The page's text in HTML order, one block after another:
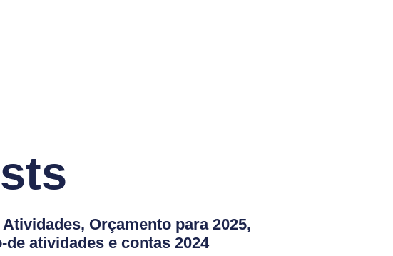
Orçamento para 2025,
de atividades e contas 2024